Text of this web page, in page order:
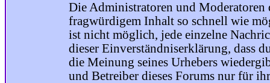
Die Administratoren und Moderatoren
fragwürdigem Inhalt so schnell wie
ist nicht möglich, jede einzelne
dieser Einverständniserklärung, dass
die Meinung seines Urhebers
und Betreiber dieses Forums nur für